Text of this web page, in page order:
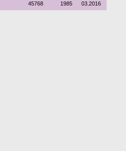
45768 1985 03.2016